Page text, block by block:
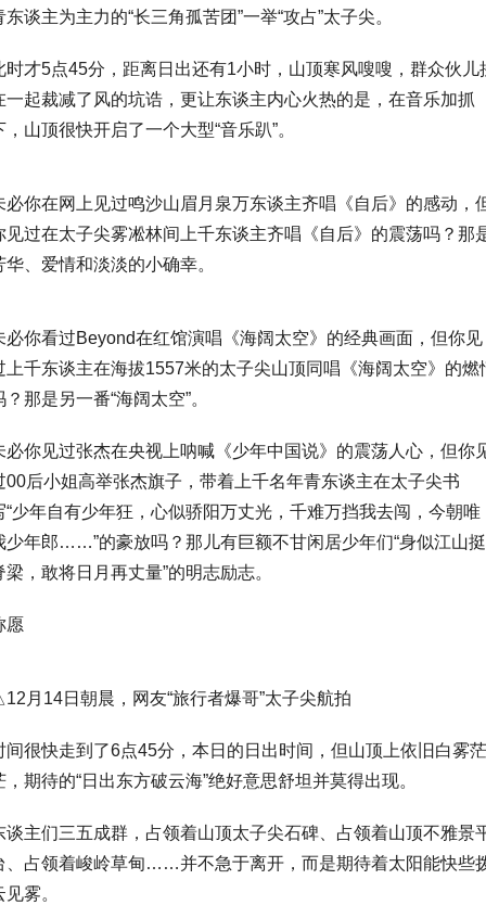
东谈主为主力的“长三角孤苦团”一举“攻占”太子尖。
时才5点45分，距离日出还有1小时，山顶寒风嗖嗖，群众伙儿
一起裁减了风的坑诰，更让东谈主内心火热的是，在音乐加抓
，山顶很快开启了一个大型“音乐趴”。
必你在网上见过鸣沙山眉月泉万东谈主齐唱《自后》的感动，
见过在太子尖雾凇林间上千东谈主齐唱《自后》的震荡吗？那
华、爱情和淡淡的小确幸。
必你看过Beyond在红馆演唱《海阔太空》的经典画面，但你见
上千东谈主在海拔1557米的太子尖山顶同唱《海阔太空》的燃
？那是另一番“海阔太空”。
必你见过张杰在央视上呐喊《少年中国说》的震荡人心，但你
00后小姐高举张杰旗子，带着上千名年青东谈主在太子尖书
“少年自有少年狂，心似骄阳万丈光，千难万挡我去闯，今朝唯
少年郎……”的豪放吗？那儿有巨额不甘闲居少年们“身似江山挺
梁，敢将日月再丈量”的明志励志。
愿
月14日朝晨，网友“旅行者爆哥”太子尖航拍
间很快走到了6点45分，本日的日出时间，但山顶上依旧白雾茫
，期待的“日出东方破云海”绝好意思舒坦并莫得出现。
谈主们三五成群，占领着山顶太子尖石碑、占领着山顶不雅景
、占领着峻岭草甸……并不急于离开，而是期待着太阳能快些
见雾。